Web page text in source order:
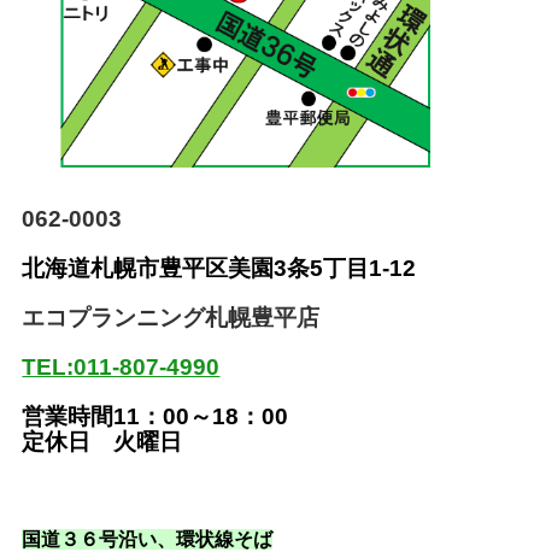
062-0003
北海道札幌市豊平区美園3条5丁目1-12
エコプランニング札幌豊平店
TEL:011-807-4990
営業時間11：00～18：00
定休日 火曜日
国道３６号沿い、環状線そば